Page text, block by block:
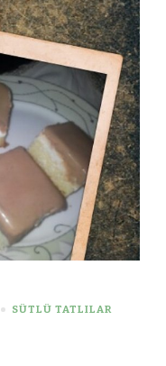
SÜTLÜ TATLILAR